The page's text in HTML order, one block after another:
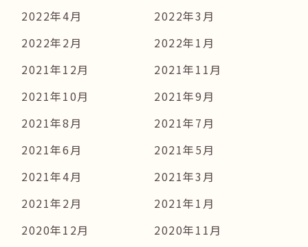
2022年4月
2022年3月
2022年2月
2022年1月
2021年12月
2021年11月
2021年10月
2021年9月
2021年8月
2021年7月
2021年6月
2021年5月
2021年4月
2021年3月
2021年2月
2021年1月
2020年12月
2020年11月